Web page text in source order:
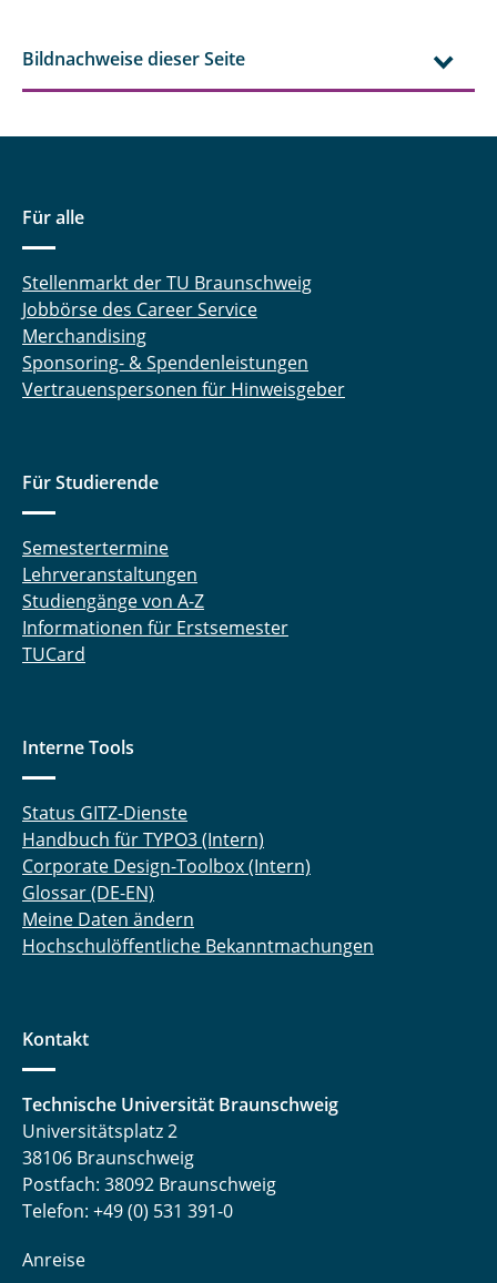
Bildnachweise dieser Seite
Für alle
Stellenmarkt der TU Braunschweig
Jobbörse des Career Service
Merchandising
Sponsoring- & Spendenleistungen
Vertrauenspersonen für Hinweisgeber
Für Studierende
Semestertermine
Lehrveranstaltungen
Studiengänge von A-Z
Informationen für Erstsemester
TUCard
Interne Tools
Status GITZ-Dienste
Handbuch für TYPO3 (Intern)
Corporate Design-Toolbox (Intern)
Glossar (DE-EN)
Meine Daten ändern
Hochschulöffentliche Bekanntmachungen
Kontakt
Technische Universität Braunschweig
Universitätsplatz 2
38106 Braunschweig
Postfach: 38092 Braunschweig
Telefon: +49 (0) 531 391-0
Anreise